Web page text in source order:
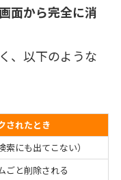
面から完全に消
、以下のような
されたとき
にも出てこない）
ごと削除される